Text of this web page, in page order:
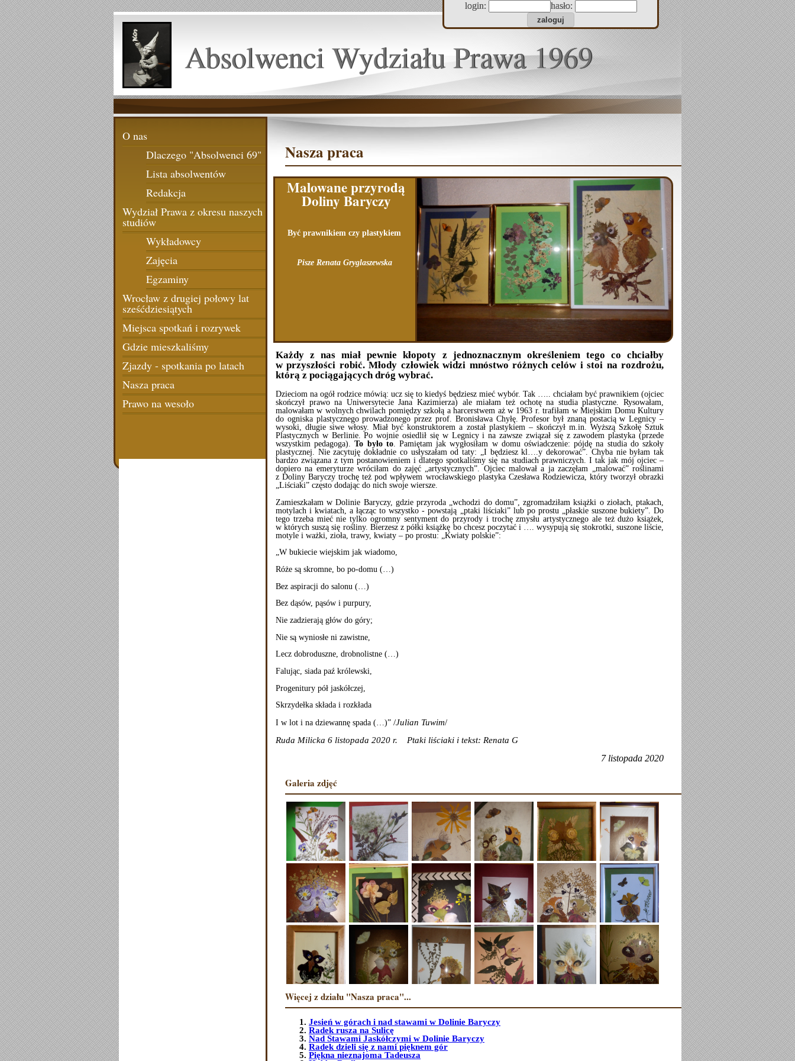
login: hasło:
Absolwenci Wydziału Prawa 1969
O nas
Dlaczego "Absolwenci 69"
Lista absolwentów
Redakcja
Wydział Prawa z okresu naszych
studiów
Wykładowcy
Zajęcia
Egzaminy
Wrocław z drugiej połowy lat
sześćdziesiątych
Miejsca spotkań i rozrywek
Gdzie mieszkaliśmy
Zjazdy - spotkania po latach
Nasza praca
Prawo na wesoło
Nasza praca
Malowane przyrodą
Doliny Baryczy
Być prawnikiem czy plastykiem
Pisze Renata Gryglaszewska
Każdy z nas miał pewnie kłopoty z jednoznacznym określeniem tego co chciałby
w przyszłości robić. Młody człowiek widzi mnóstwo różnych celów i stoi na rozdrożu,
którą z pociągających dróg wybrać.
Dzieciom na ogół rodzice mówią: ucz się to kiedyś będziesz mieć wybór. Tak ….. chciałam być prawnikiem (ojciec
skończył prawo na Uniwersytecie Jana Kazimierza) ale miałam też ochotę na studia plastyczne. Rysowałam,
malowałam w wolnych chwilach pomiędzy szkołą a harcerstwem aż w 1963 r. trafiłam w Miejskim Domu Kultury
do ogniska plastycznego prowadzonego przez prof. Bronisława Chyłę. Profesor był znaną postacią w Legnicy –
wysoki, długie siwe włosy. Miał być konstruktorem a został plastykiem – skończył m.in. Wyższą Szkołę Sztuk
Plastycznych w Berlinie. Po wojnie osiedlił się w Legnicy i na zawsze związał się z zawodem plastyka (przede
wszystkim pedagoga).To było to. Pamiętam jak wygłosiłam w domu oświadczenie: pójdę na studia do szkoły
plastycznej. Nie zacytuję dokładnie co usłyszałam od taty: „I będziesz kl….y dekorować”. Chyba nie byłam tak
bardzo związana z tym postanowieniem i dlatego spotkaliśmy się na studiach prawniczych. I tak jak mój ojciec –
dopiero na emeryturze wróciłam do zajęć „artystycznych”. Ojciec malował a ja zaczęłam „malować” roślinami
z Doliny Baryczy trochę też pod wpływem wrocławskiego plastyka Czesława Rodziewicza, który tworzył obrazki
„Liściaki” często dodając do nich swoje wiersze.
Zamieszkałam w Dolinie Baryczy, gdzie przyroda „wchodzi do domu”, zgromadziłam książki o ziołach, ptakach,
motylach i kwiatach, a łącząc to wszystko - powstają „ptaki liściaki” lub po prostu „płaskie suszone bukiety”. Do
tego trzeba mieć nie tylko ogromny sentyment do przyrody i trochę zmysłu artystycznego ale też dużo książek,
w których suszą się rośliny. Bierzesz z półki książkę bo chcesz poczytać i …. wysypują się stokrotki, suszone liście,
motyle i ważki, zioła, trawy, kwiaty – po prostu: „Kwiaty polskie”:
„W bukiecie wiejskim jak wiadomo,
Róże są skromne, bo po-domu (…)
Bez aspiracji do salonu (…)
Bez dąsów, pąsów i purpury,
Nie zadzierają głów do góry;
Nie są wyniosłe ni zawistne,
Lecz dobroduszne, drobnolistne (…)
Falując, siada paź królewski,
Progenitury pół jaskółczej,
Skrzydełka składa i rozkłada
I w lot i na dziewannę spada (…)” /Julian Tuwim/
Ruda Milicka 6 listopada 2020 r.
Ptaki liściaki i tekst: Renata G
7 listopada 2020
Galeria zdjęć
Więcej z działu "Nasza praca"...
Jesień w górach i nad stawami w Dolinie Baryczy
Radek rusza na Sulicę
Nad Stawami Jaskółczymi w Dolinie Baryczy
Radek dzieli się z nami pięknem gór
Piękna nieznajoma Tadeusza